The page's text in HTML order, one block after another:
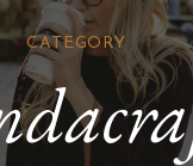
CATEGORY